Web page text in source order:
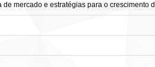
mercado e estratégias para o crescimento